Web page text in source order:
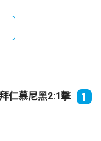
仁慕尼黑2:1擊
1